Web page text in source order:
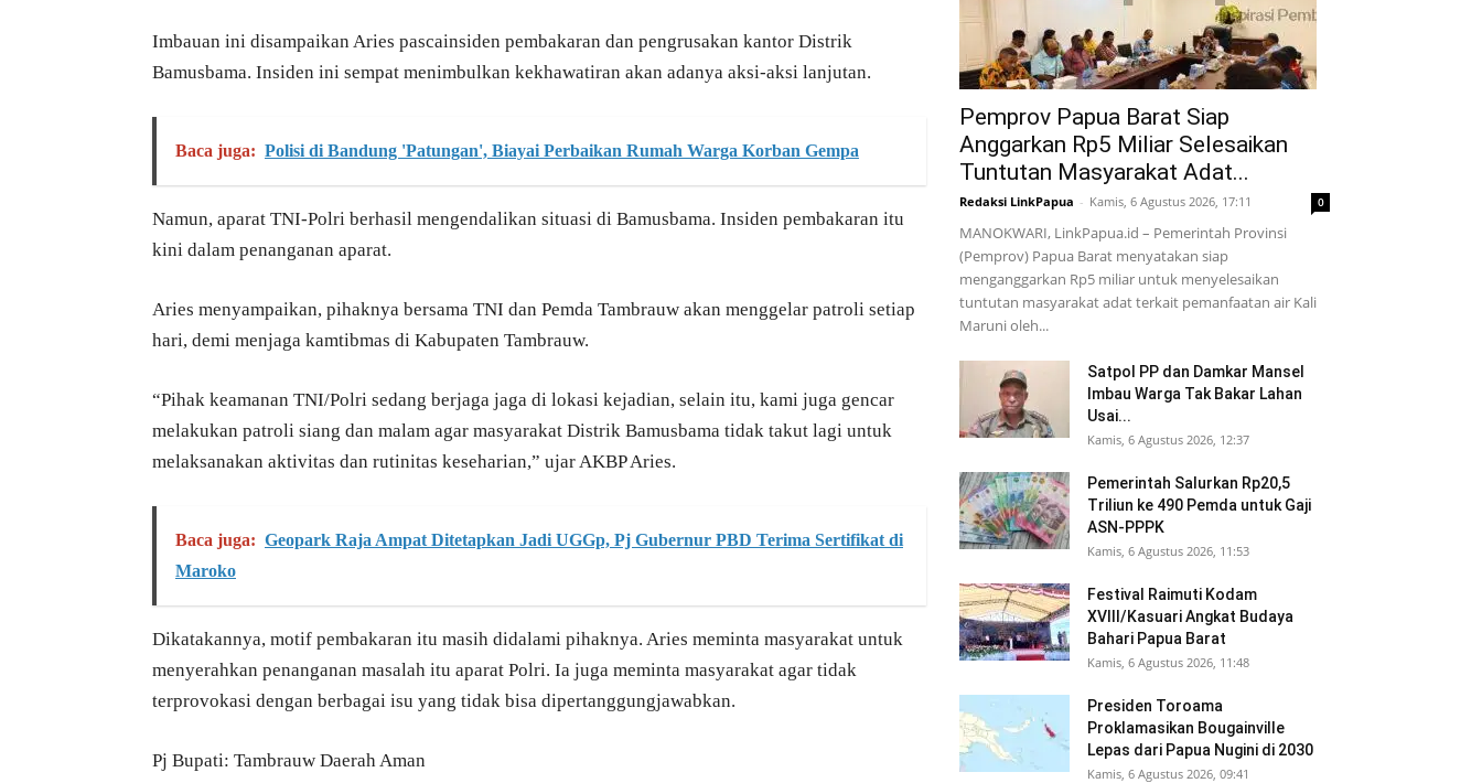
Imbauan ini disampaikan Aries pascainsiden pembakaran dan pengrusakan kantor Distrik
Bamusbama. Insiden ini sempat menimbulkan kekhawatiran akan adanya aksi-aksi lanjutan.
Baca juga: Polisi di Bandung 'Patungan', Biayai Perbaikan Rumah Warga Korban Gempa
Namun, aparat TNI-Polri berhasil mengendalikan situasi di Bamusbama. Insiden pembakaran itu
kini dalam penanganan aparat.
Aries menyampaikan, pihaknya bersama TNI dan Pemda Tambrauw akan menggelar patroli setiap
hari, demi menjaga kamtibmas di Kabupaten Tambrauw.
“Pihak keamanan TNI/Polri sedang berjaga jaga di lokasi kejadian, selain itu, kami juga gencar
melakukan patroli siang dan malam agar masyarakat Distrik Bamusbama tidak takut lagi untuk
melaksanakan aktivitas dan rutinitas keseharian,” ujar AKBP Aries.
Baca juga: Geopark Raja Ampat Ditetapkan Jadi UGGp, Pj Gubernur PBD Terima Sertifikat di
Maroko
Dikatakannya, motif pembakaran itu masih didalami pihaknya. Aries meminta masyarakat untuk
menyerahkan penanganan masalah itu aparat Polri. Ia juga meminta masyarakat agar tidak
terprovokasi dengan berbagai isu yang tidak bisa dipertanggungjawabkan.
Pj Bupati: Tambrauw Daerah Aman
Pemprov Papua Barat Siap
Anggarkan Rp5 Miliar Selesaikan
Tuntutan Masyarakat Adat...
Redaksi LinkPapua - Kamis, 6 Agustus 2026, 17:11 0
MANOKWARI, LinkPapua.id – Pemerintah Provinsi
(Pemprov) Papua Barat menyatakan siap
menganggarkan Rp5 miliar untuk menyelesaikan
tuntutan masyarakat adat terkait pemanfaatan air Kali
Maruni oleh...
Satpol PP dan Damkar Mansel
Imbau Warga Tak Bakar Lahan
Usai...
Kamis, 6 Agustus 2026, 12:37
Pemerintah Salurkan Rp20,5
Triliun ke 490 Pemda untuk Gaji
ASN-PPPK
Kamis, 6 Agustus 2026, 11:53
Festival Raimuti Kodam
XVIII/Kasuari Angkat Budaya
Bahari Papua Barat
Kamis, 6 Agustus 2026, 11:48
Presiden Toroama
Proklamasikan Bougainville
Lepas dari Papua Nugini di 2030
Kamis, 6 Agustus 2026, 09:41